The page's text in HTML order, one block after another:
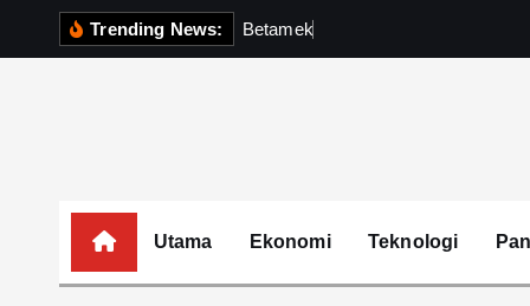
Trending News: Betamek
Utama Ekonomi Teknologi